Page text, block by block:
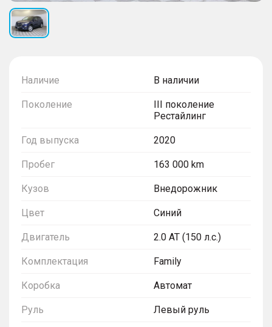
Наличие В наличии
Поколение
III поколение
Рестайлинг
Год выпуска 2020
Пробег 163 000 km
Кузов Внедорожник
Цвет Синий
Двигатель 2.0 AT (150 л.с.)
Комплектация Family
Коробка Автомат
Руль Левый руль